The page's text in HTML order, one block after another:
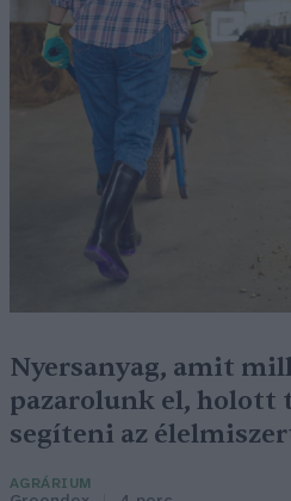
Nyersanyag, amit
pazarolunk el, holott
segíteni az
AGRÁRIUM